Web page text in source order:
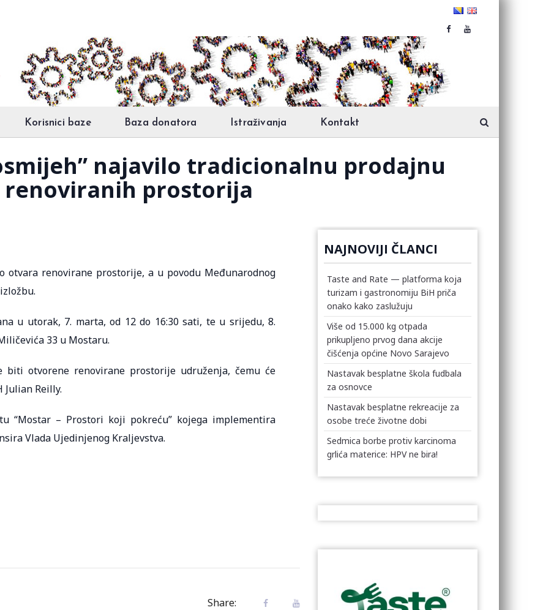
Korisnici baze Baza donatora Istraživanja Kontakt
najavilo tradicionalnu prodajnu
prostorija
otvara renovirane prostorije, a u povodu Međunarodnog
u utorak, 7. marta, od 12 do 16:30 sati, te u srijedu, 8.
33 u Mostaru.
biti otvorene renovirane prostorije udruženja, čemu će
Reilly.
“Mostar – Prostori koji pokreću” kojega implementira
Vlada Ujedinjenog Kraljevstva.
Share:
NAJNOVIJI ČLANCI
Taste and Rate — platforma koja
turizam i gastronomiju BiH priča
onako kako zaslužuju
Više od 15.000 kg otpada
prikupljeno prvog dana akcije
čišćenja općine Novo Sarajevo
Nastavak besplatne škola fudbala
za osnovce
Nastavak besplatne rekreacije za
osobe treće životne dobi
Sedmica borbe protiv karcinoma
grlića materice: HPV ne bira!